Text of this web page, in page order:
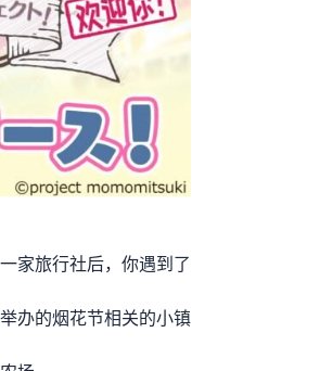
家旅行社后，你遇到了
办的烟花节相关的小镇